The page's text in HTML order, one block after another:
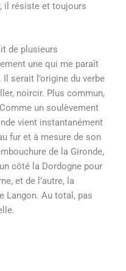
il résiste et toujours
de plusieurs
une qui me paraît
serait l’origine du verbe
noircir. Plus commun,
un soulèvement
vient instantanément
fur et à mesure de son
de la Gironde,
côté la Dordogne pour
et de l’autre, la
Langon. Au total, pas